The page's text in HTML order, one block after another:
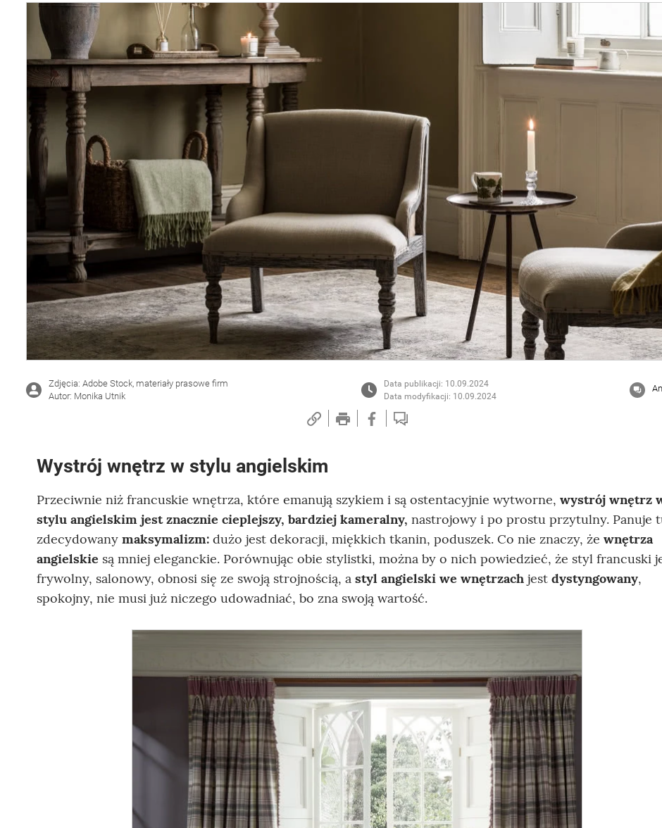
Wellnes
DIY
Zdjęcia: Adobe Stock, materiały prasowe firm
Autor: Monika Utnik
Data publikacji: 10.09.2024
Data modyfikacji: 10.09.2024
Wystrój wnętrz w stylu angielskim
Przeciwnie niż francuskie wnętrza, które emanują szykiem i są ostentacyjnie wytworne, wystrój wnętrz
stylu angielskim jestznacznie cieplejszy, bardziej kameralny, nastrojowy i po prostu przytulny. Panuje
zdecydowany maksymalizm: dużo jest dekoracji, miękkich tkanin, poduszek. Co nie znaczy, że wnętrza
angielskie są mniej eleganckie. Porównując obie stylistki, można by o nich powiedzieć, że styl francuski
frywolny, salonowy, obnosi się ze swoją strojnością, a styl angielski we wnętrzach jest dystyngowany,
spokojny, nie musi już niczego udowadniać, bo zna swoją wartość.